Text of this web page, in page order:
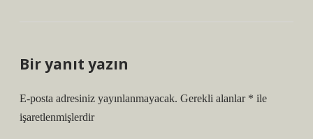
Bir yanıt yazın
E-posta adresiniz yayınlanmayacak. Gerekli alanlar * ile
işaretlenmişlerdir